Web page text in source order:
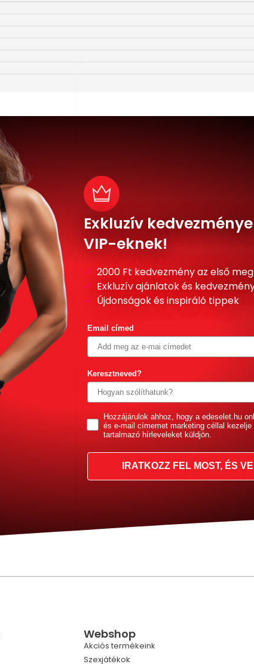
Exkluzív
VIP-eknek!
2000 Ft kedvezmény az első
Exkluzív ajánlatok és
Újdonságok és inspiráló tippek
Email címed
Keresztneved?
GDPRHozzájárulok ahhoz, hogy a edeselet.hu
és e-mail címemet marketing céllal
tartalmazó hírleveleket küldjön.
IRATKOZZ FEL MOST, ÉS
Webshop
Akciós termékeink
Szexjátékok